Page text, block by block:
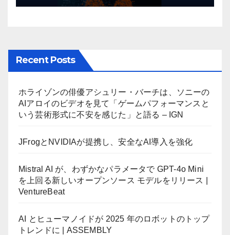
Recent Posts
ホライゾンの俳優アシュリー・バーチは、ソニーの
AIアロイのビデオを見て「ゲームパフォーマンスと
いう芸術形式に不安を感じた」と語る – IGN
JFrogとNVIDIAが提携し、安全なAI導入を強化
Mistral AI が、わずかなパラメータで GPT-4o Mini
を上回る新しいオープンソース モデルをリリース |
VentureBeat
AI とヒューマノイドが 2025 年のロボットのトップ
トレンドに | ASSEMBLY